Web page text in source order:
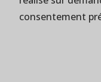
consentement